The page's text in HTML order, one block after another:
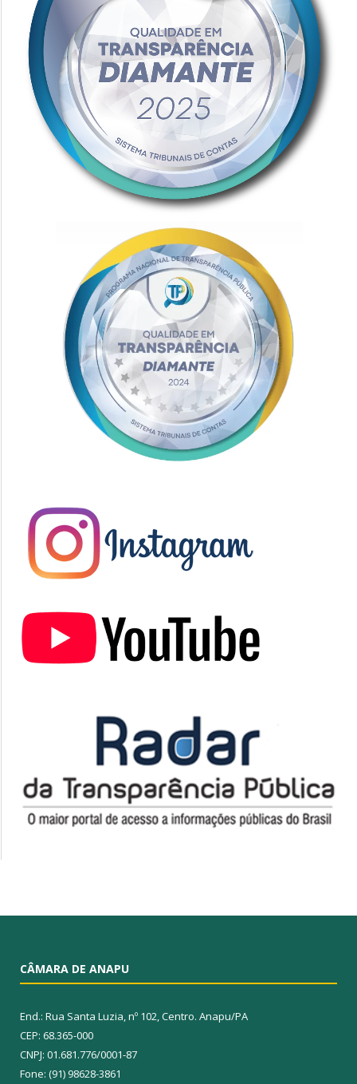
CÂMARA DE ANAPU
End.: Rua Santa Luzia, nº 102, Centro. Anapu/PA
CEP: 68.365-000
CNPJ: 01.681.776/0001-87
Fone: (91) 98628-3861